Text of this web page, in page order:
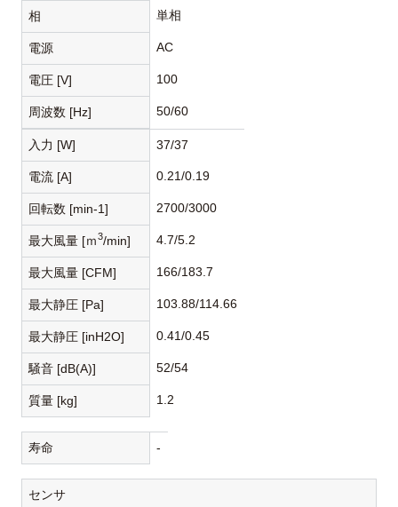
相 単相
電源 AC
電圧 [V] 100
周波数 [Hz] 50/60
入力 [W] 37/37
電流 [A] 0.21/0.19
回転数 [min-1] 2700/3000
最大風量 [ｍ3/min] 4.7/5.2
最大風量 [CFM] 166/183.7
最大静圧 [Pa] 103.88/114.66
最大静圧 [inH2O] 0.41/0.45
騒音 [dB(A)] 52/54
質量 [kg] 1.2
寿命 -
センサ